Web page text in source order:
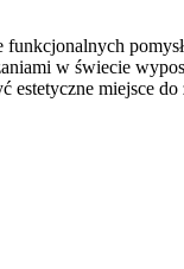
w świecie
estetyczne miejsce